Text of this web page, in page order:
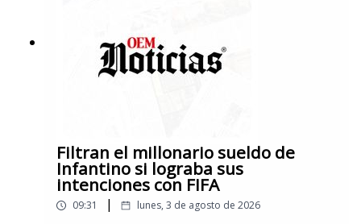
Filtran el millonario sueldo de
Infantino si lograba sus
intenciones con FIFA
09:31 | lunes, 3 de agosto de 2026